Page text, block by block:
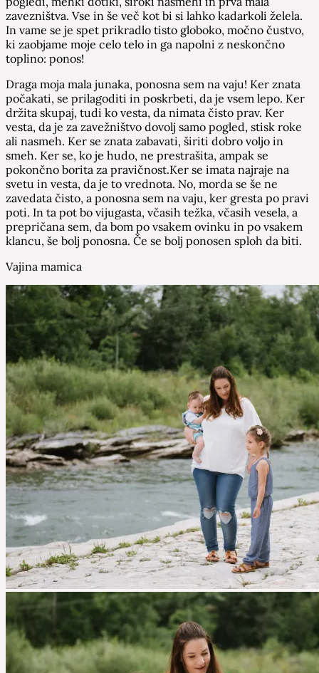
zavezništva. Vse in še več kot bi si lahko kadarkoli želela.
In vame se je spet prikradlo tisto globoko, močno čustvo,
ki zaobjame moje celo telo in ga napolni z neskončno
toplino: ponos!
Draga moja mala junaka, ponosna sem na vaju! Ker znata
počakati, se prilagoditi in poskrbeti, da je vsem lepo. Ker
držita skupaj, tudi ko vesta, da nimata čisto prav. Ker
vesta, da je za zavežništvo dovolj samo pogled, stisk roke
ali nasmeh. Ker se znata zabavati, širiti dobro voljo in
smeh. Ker se, ko je hudo, ne prestrašita, ampak se
pokončno borita za pravičnost.Ker se imata najraje na
svetu in vesta, da je to vrednota. No, morda se še ne
zavedata čisto, a ponosna sem na vaju, ker gresta po pravi
poti. In ta pot bo vijugasta, včasih težka, včasih vesela, a
prepričana sem, da bom po vsakem ovinku in po vsakem
klancu, še bolj ponosna. Če se bolj ponosen sploh da biti.
Vajina mamica